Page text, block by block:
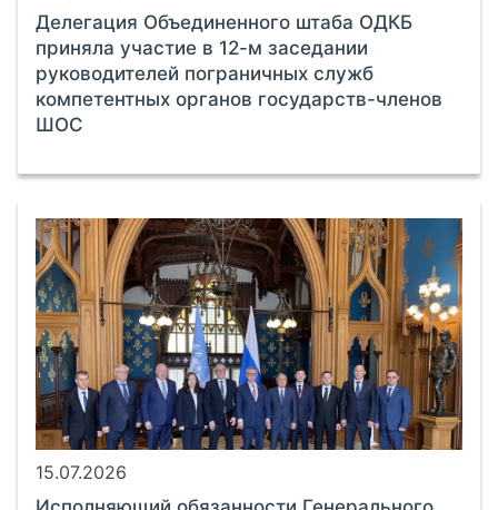
Делегация Объединенного штаба ОДКБ
приняла участие в 12-м заседании
руководителей пограничных служб
компетентных органов государств-членов
ШОС
15.07.2026